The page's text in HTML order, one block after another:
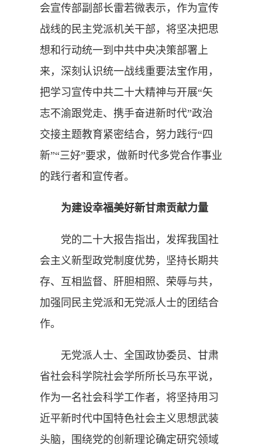
会宣传部副部长雷若微表示，作为宣传
战线的民主党派机关干部，将坚决把思
想和行动统一到中共中央决策部署上
来，深刻认识统一战线重要法宝作用，
把学习宣传中共二十大精神与开展“矢
志不渝跟党走、携手奋进新时代”政治
交接主题教育紧密结合，努力践行“四
新”“三好”要求，做新时代多党合作事业
的践行者和宣传者。
为建设幸福美好新甘肃贡献力量
党的二十大报告指出，发挥我国社
会主义新型政党制度优势，坚持长期共
存、互相监督、肝胆相照、荣辱与共，
加强同民主党派和无党派人士的团结合
作。
无党派人士、全国政协委员、甘肃
省社会科学院社会学所所长马东平说，
作为一名社会科学工作者，将坚持用习
近平新时代中国特色社会主义思想武装
头脑，围绕党的创新理论确定研究领域